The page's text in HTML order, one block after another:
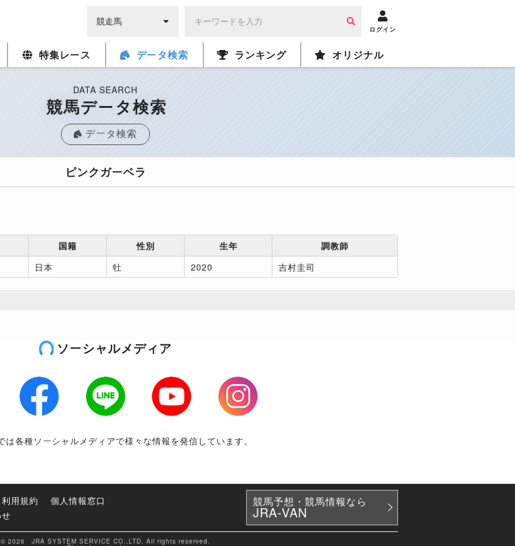
ログイン
特集レース データ検索 ランキング オリジナル
DATA SEARCH
競馬データ検索
データ検索
ピンクガーベラ
国籍 性別 生年
調教師
日本 牡 2020 吉村圭司
ソーシャルメディア
LINE Youtube
Instagram
は各種ソーシャルメディアで様々な情報を発信しています。
利用規約
個人情報窓口
競馬予想・競馬情報なら
JRA-VAN
© 2026 JRA SYSTEM SERVICE CO.,LTD. All rights reserved.